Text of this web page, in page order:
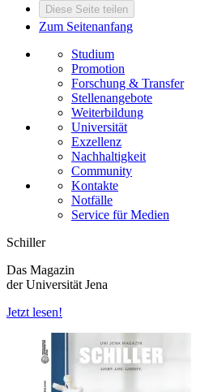
Diese Seite teilen
Zum Seitenanfang
Studium
Promotion
Forschung & Transfer
Stellenangebote
Weiterbildung
Universität
Exzellenz
Nachhaltigkeit
Community
Kontakte
Notfälle
Service für Medien
Schiller
Das Magazin
der Universität Jena
Jetzt lesen!